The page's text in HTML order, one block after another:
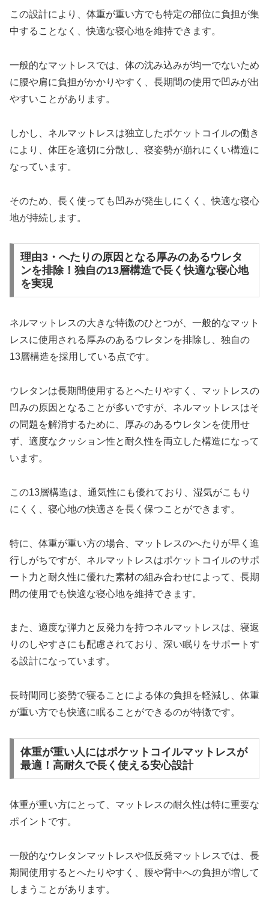
この設計により、体重が重い方でも特定の部位に負担が集
中することなく、快適な寝心地を維持できます。
一般的なマットレスでは、体の沈み込みが均一でないため
に腰や肩に負担がかかりやすく、長期間の使用で凹みが出
やすいことがあります。
しかし、ネルマットレスは独立したポケットコイルの働き
により、体圧を適切に分散し、寝姿勢が崩れにくい構造に
なっています。
そのため、長く使っても凹みが発生しにくく、快適な寝心
地が持続します。
理由3・へたりの原因となる厚みのあるウレタ
ンを排除！独自の13層構造で長く快適な寝心地
を実現
ネルマットレスの大きな特徴のひとつが、一般的なマット
レスに使用される厚みのあるウレタンを排除し、独自の
13層構造を採用している点です。
ウレタンは長期間使用するとへたりやすく、マットレスの
凹みの原因となることが多いですが、ネルマットレスはそ
の問題を解消するために、厚みのあるウレタンを使用せ
ず、適度なクッション性と耐久性を両立した構造になって
います。
この13層構造は、通気性にも優れており、湿気がこもり
にくく、寝心地の快適さを長く保つことができます。
特に、体重が重い方の場合、マットレスのへたりが早く進
行しがちですが、ネルマットレスはポケットコイルのサポ
ート力と耐久性に優れた素材の組み合わせによって、長期
間の使用でも快適な寝心地を維持できます。
また、適度な弾力と反発力を持つネルマットレスは、寝返
りのしやすさにも配慮されており、深い眠りをサポートす
る設計になっています。
長時間同じ姿勢で寝ることによる体の負担を軽減し、体重
が重い方でも快適に眠ることができるのが特徴です。
体重が重い人にはポケットコイルマットレスが
最適！高耐久で長く使える安心設計
体重が重い方にとって、マットレスの耐久性は特に重要な
ポイントです。
一般的なウレタンマットレスや低反発マットレスでは、長
期間使用するとへたりやすく、腰や背中への負担が増して
しまうことがあります。